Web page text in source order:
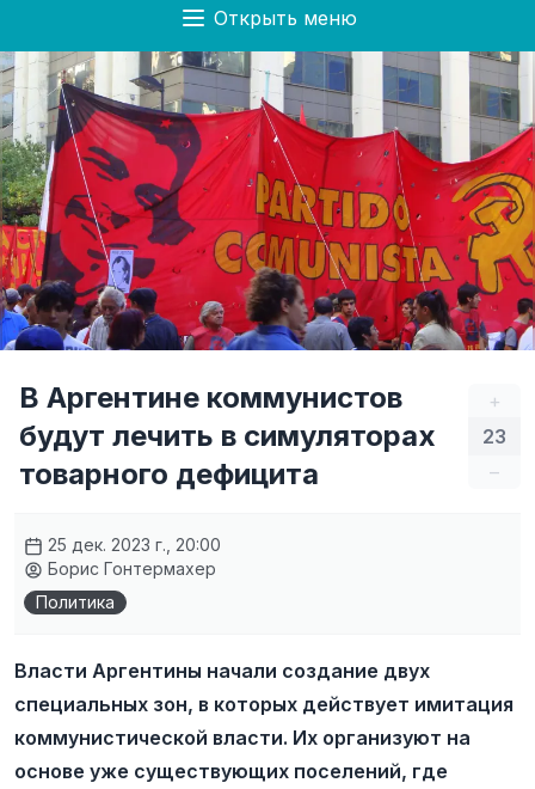
Открыть меню
+
23
–
В Аргентине коммунистов
будут лечить в симуляторах
товарного дефицита
25 дек. 2023 г., 20:00
Борис Гонтермахер
Политика
Власти Аргентины начали создание двух
специальных зон, в которых действует имитация
коммунистической власти. Их организуют на
основе уже существующих поселений, где